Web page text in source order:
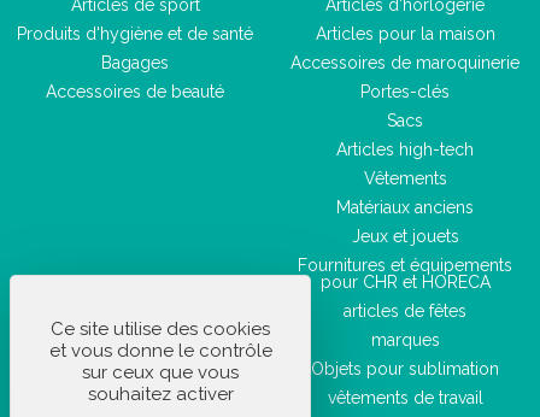
Articles de sport
Produits d'hygiène et de santé
Bagages
Accessoires de beauté
Articles d'horlogerie
Articles pour la maison
Accessoires de maroquinerie
Portes-clés
Sacs
Articles high-tech
Vêtements
Matériaux anciens
Jeux et jouets
Fournitures et équipements
pour CHR et HORECA
articles de fêtes
marques
Objets pour sublimation
vêtements de travail
Ce site utilise des cookies
et vous donne le contrôle
sur ceux que vous
souhaitez activer